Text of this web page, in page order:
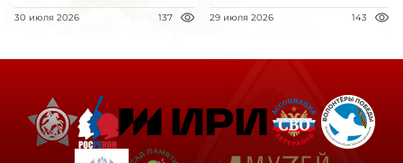
30 июля 2026 137 29 июля 2026 143